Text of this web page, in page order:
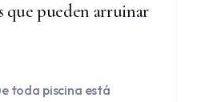
que pueden arruinar
toda piscina está